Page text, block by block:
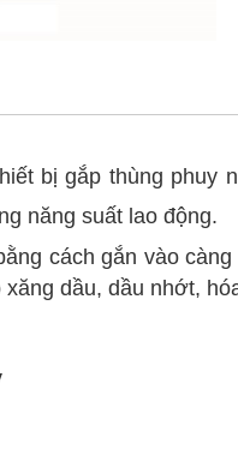
bị gắp thùng phuy
năng suất lao động.
cách gắn vào
dầu, dầu nhớt,